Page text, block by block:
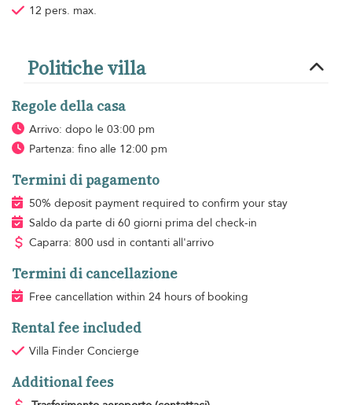
12 pers. max.
Politiche villa
Regole della casa
Arrivo: dopo le 03:00 pm
Partenza: fino alle 12:00 pm
Termini di pagamento
50% deposit payment required to confirm your stay
Saldo da parte di 60 giorni prima del check-in
Caparra: 800 usd in contanti all'arrivo
Termini di cancellazione
Free cancellation within 24 hours of booking
Rental fee included
Villa Finder Concierge
Additional fees